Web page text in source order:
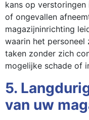
kans op
of ongevallen
magazijninrichting
waarin het personeel
taken zonder zich
mogelijke schade of
5.
van uw